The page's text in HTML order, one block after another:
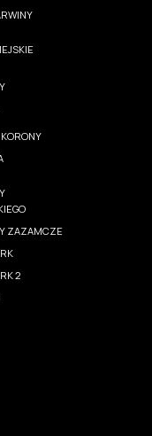
ZAZAMCZE
2